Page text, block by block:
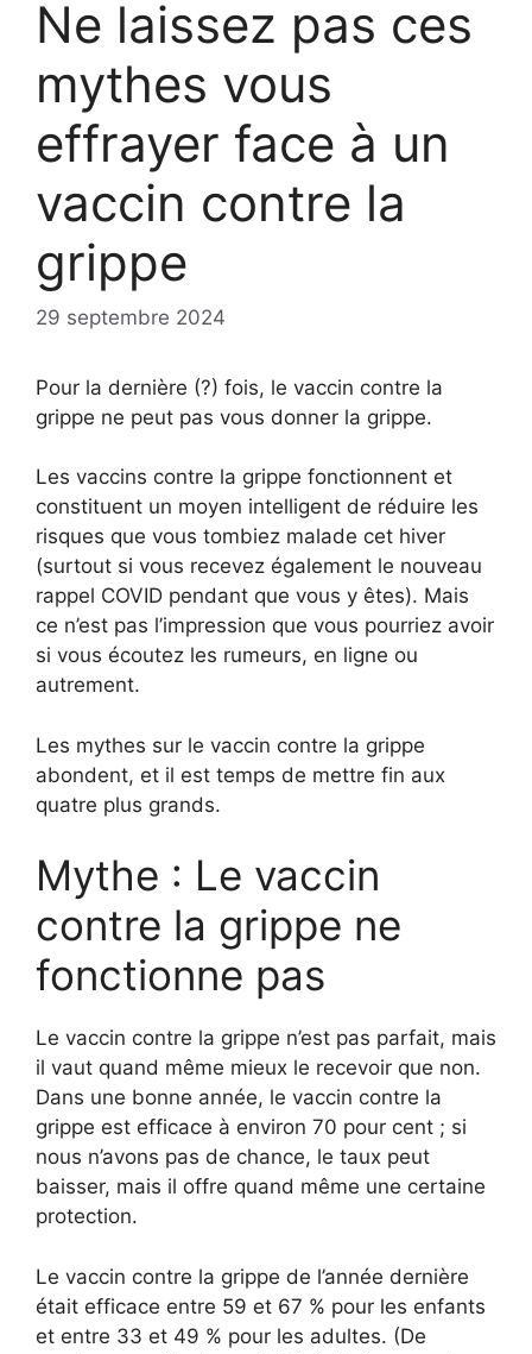
Ne laissez pas ces
mythes vous
effrayer face à un
vaccin contre la
grippe
29 septembre 2024
Pour la dernière (?) fois, le vaccin contre la
grippe ne peut pas vous donner la grippe.
Les vaccins contre la grippe fonctionnent et
constituent un moyen intelligent de réduire les
risques que vous tombiez malade cet hiver
(surtout si vous recevez également le nouveau
rappel COVID pendant que vous y êtes). Mais
ce n’est pas l’impression que vous pourriez avoir
si vous écoutez les rumeurs, en ligne ou
autrement.
Les mythes sur le vaccin contre la grippe
abondent, et il est temps de mettre fin aux
quatre plus grands.
Mythe : Le vaccin
contre la grippe ne
fonctionne pas
Le vaccin contre la grippe n’est pas parfait, mais
il vaut quand même mieux le recevoir que non.
Dans une bonne année, le vaccin contre la
grippe est efficace à environ 70 pour cent ; si
nous n’avons pas de chance, le taux peut
baisser, mais il offre quand même une certaine
protection.
Le vaccin contre la grippe de l’année dernière
était efficace entre 59 et 67 % pour les enfants
et entre 33 et 49 % pour les adultes. (De